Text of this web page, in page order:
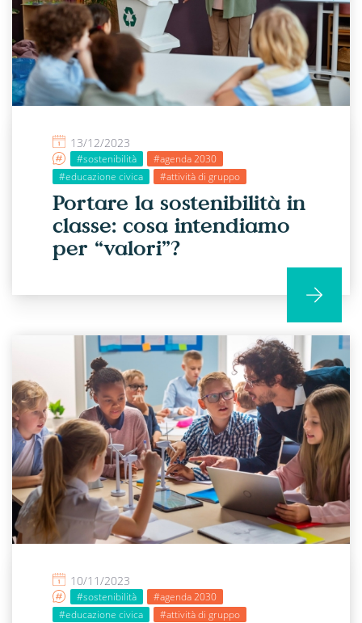
13/12/2023
#sostenibilità
#agenda 2030
#educazione civica
#attività di gruppo
Portare la sostenibilità in
classe: cosa intendiamo
per “valori”?
10/11/2023
#sostenibilità
#agenda 2030
#educazione civica
#attività di gruppo